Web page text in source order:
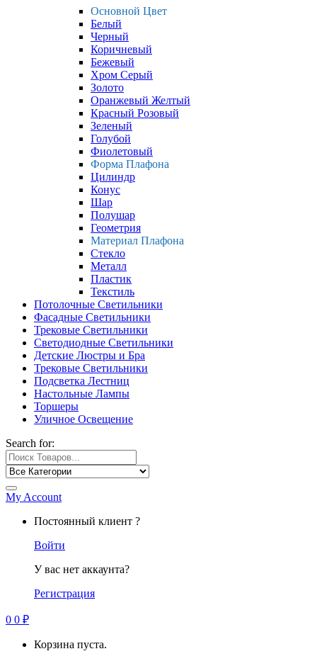
Основной Цвет
Белый
Черный
Коричневый
Бежевый
Хром Серый
Золото
Оранжевый Желтый
Красный Розовый
Зеленый
Голубой
Фиолетовый
Форма Плафона
Цилиндр
Конус
Шар
Полушар
Геометрия
Материал Плафона
Стекло
Металл
Пластик
Текстиль
Потолочные Светильники
Фасадные Светильники
Трековые Светильники
Светодиодные Светильники
Детские Люстры и Бра
Трековые Светильники
Подсветка Лестниц
Настольные Лампы
Торшеры
Уличное Освещение
Search for:
My Account
Постоянный клиент ?
Войти
У вас нет аккаунта?
Регистрация
0 0 ₽
Корзина пуста.